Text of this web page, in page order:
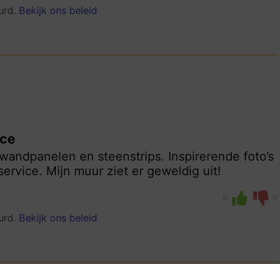
Bekijk ons beleid
en steenstrips. Inspirerende foto’s
Mijn muur ziet er geweldig uit!
0 0
Bekijk ons beleid